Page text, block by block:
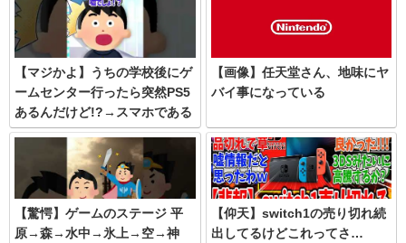
【マジかよ】うちの学校後にゲ
ームセンター行ったら突然PS5
あるんだけど!?→スマホである
人に電話した結果…ww
【画像】任天堂さん、地味にヤ
バイ事になっている
【驚愕】ゲームのステージ 平
原→森→水中→氷上→空→神
【仰天】switch1の売り切れ続
出してるけどこれってさ…